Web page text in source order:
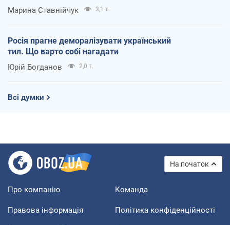
Марина Ставнійчук 3,1 т.
Росія прагне деморалізувати український
тил. Що варто собі нагадати
Юрій Богданов 2,0 т.
Всі думки
На початок
Про компанію Команда
Правова інформація Політика конфіденційності